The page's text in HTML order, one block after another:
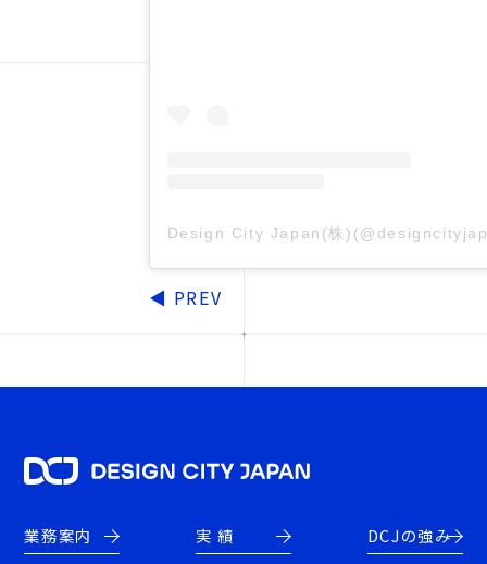
Design City Japan(株
◀ PREV
業務案内 実 績 DCJの強み